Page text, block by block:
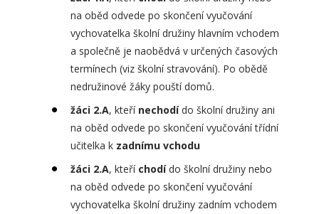
na oběd odvede po skončení vyučování
vychovatelka školní družiny hlavním vchodem
a společně je naobědvá v určených časových
termínech (viz školní stravování). Po obědě
nedružinové žáky pouští domů.
žáci 2.A, kteří nechodído školní družiny ani
na oběd odvede po skončení vyučování třídní
učitelka k zadnímu vchodu
žáci 2.A, kteří chodído školní družiny nebo
na oběd odvede po skončení vyučování
vychovatelka školní družiny zadním vchodem